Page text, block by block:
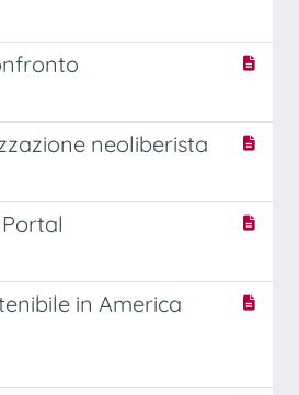
neoliberista
in America